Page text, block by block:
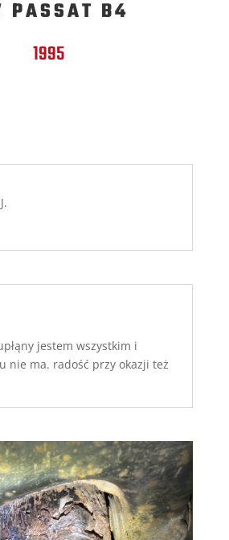
PASSAT B4
1995
jestem wszystkim i
nie ma. radość przy okazji też